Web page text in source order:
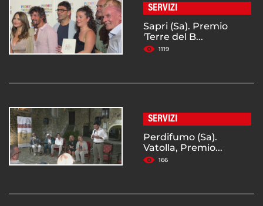
SERVIZI
Sapri (Sa). Premio
'Terre del B...
1119
SERVIZI
Perdifumo (Sa).
Vatolla, Premio...
166